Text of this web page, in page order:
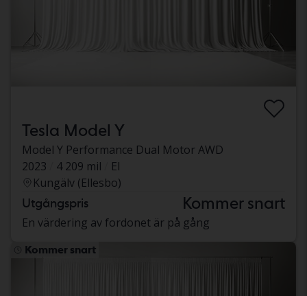
Tesla Model Y
Model Y Performance Dual Motor AWD
2023
4 209 mil
El
Kungälv (Ellesbo)
Utgångspris Kommer snart
En värdering av fordonet är på gång
Kommer snart